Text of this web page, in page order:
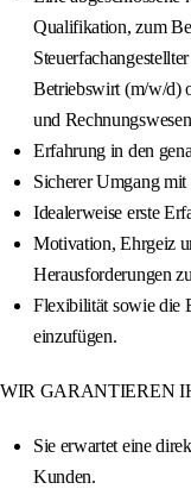
Qualifikation, zum
Betriebswirt (m/w/d)
und
Erfahrung in den
Sicherer Umgang
Idealerweise erste
Motivation, Ehrgeiz
Herausforderungen
Flexibilität sowie die
einzufügen.
WIR GARANTIEREN
Sie erwartet eine
Kunden.